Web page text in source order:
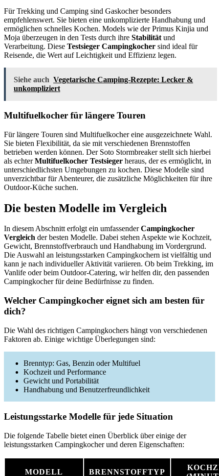
Für Trekking und Camping sind Gaskocher besonders
empfehlenswert. Sie bieten eine unkomplizierte Handhabung und
ermöglichen schnelles Kochen. Models wie der Primus Kinjia und
Moja überzeugen in den Tests durch ihre Stabilität und
Verarbeitung. Diese Testsieger Campingkocher sind ideal für
Reisende, die Wert auf Leichtigkeit und Effizienz legen.
Siehe auch Vegetarische Camping-Rezepte: Lecker &
unkompliziert
Multifuelkocher für längere Touren
Für längere Touren sind Multifuelkocher eine ausgezeichnete Wahl.
Sie bieten Flexibilität, da sie mit verschiedenen Brennstoffen
betrieben werden können. Der Soto Stormbreaker stellt sich hierbei
als echterMultifuelkocher Testsieger heraus, der es ermöglicht, in
unterschiedlichsten Umgebungen zu kochen. Diese Modelle sind
unverzichtbar für Abenteurer, die zusätzliche Möglichkeiten für ihre
Outdoor-Küche suchen.
Die besten Modelle im Vergleich
In diesem Abschnitt erfolgt ein umfassenderCampingkocher
Vergleich der besten Modelle. Dabei stehen Aspekte wie Kochzeit,
Gewicht, Brennstoffverbrauch und Handhabung im Vordergrund.
Die Auswahl an leistungsstarken Campingkochern ist vielfältig und
kann je nach individueller Aktivität variieren. Ob beim Trekking, im
Vanlife oder beim Outdoor-Catering, wir helfen dir, den passenden
Campingkocher für deine Bedürfnisse zu finden.
Welcher Campingkocher eignet sich am besten für
dich?
Die Wahl des richtigen Campingkochers hängt von verschiedenen
Faktoren ab. Einige wichtige Überlegungen sind:
Brenntyp: Gas, Benzin oder Multifuel
Kochzeit und Performance
Gewicht und Portabilität
Handhabung und Benutzerfreundlichkeit
Leistungsstarke Modelle für jede Situation
Die folgende Tabelle bietet einen Überblick über einige der
leistungsstarken Campingkocher und deren Eigenschaften:
MODELL BRENNSTOFFTYP